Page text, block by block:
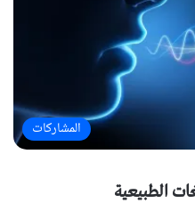
المشاركات
الطبيعية